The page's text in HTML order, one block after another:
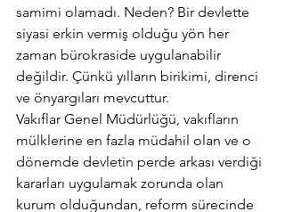
samimi olamadı. Neden? Bir devlette
siyasi erkin vermiş olduğu yön her
zaman bürokraside uygulanabilir
değildir. Çünkü yılların birikimi, direnci
ve önyargıları mevcuttur.
Vakıflar Genel Müdürlüğü, vakıfların
mülklerine en fazla müdahil olan ve o
dönemde devletin perde arkası verdiği
kararları uygulamak zorunda olan
kurum olduğundan, reform sürecinde